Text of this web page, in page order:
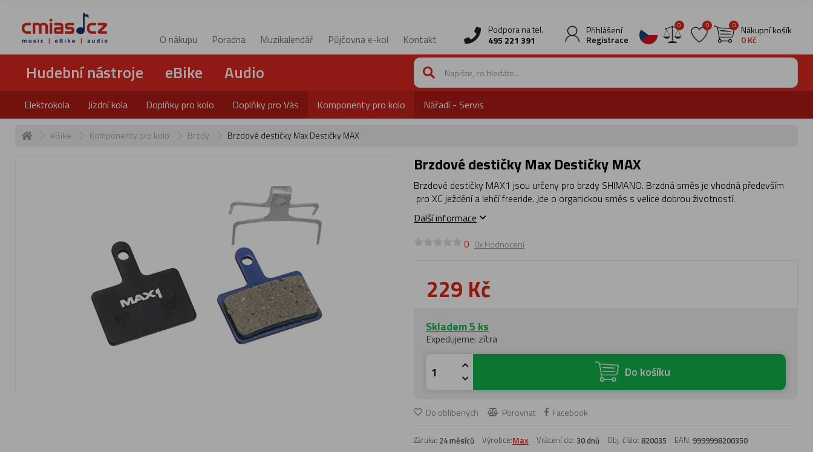
O nákupu Poradna Muzikalendář Půjčovna e-kol Kontakt
Podpora na tel.
495 221 391
Přihlášení
Registrace
0 0 Nákupní košík
0 Kč
0
Hudební nástroje eBike Audio
Elektrokola Jízdní kola Doplňky pro kolo Doplňky pro Vás Komponenty pro kolo Nářadí - Servis
eBike Komponenty pro kolo Brzdy Brzdové destičky Max Destičky MAX
Brzdové destičky Max Destičky MAX
Brzdové destičky MAX1 jsou určeny pro brzdy SHIMANO. Brzdná směs je vhodná především
pro XC ježdění a lehčí freeride. Jde o organickou směs s velice dobrou životností.
Další informace
0 0x Hodnocení
229 Kč
Skladem 5 ks
Expedujeme: zítra
Do košíku
Do oblíbených Porovnat Facebook
Záruka: 24 měsíců Výrobce:Max Vrácení do: 30 dnů Obj. číslo: 820035 EAN: 9999998200350